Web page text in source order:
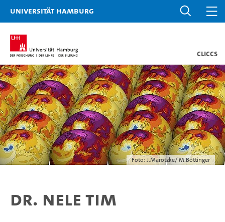
Universität Hamburg
CLICCS
Foto: J.Marotzke/ M.Böttinger
Dr. Nele Tim